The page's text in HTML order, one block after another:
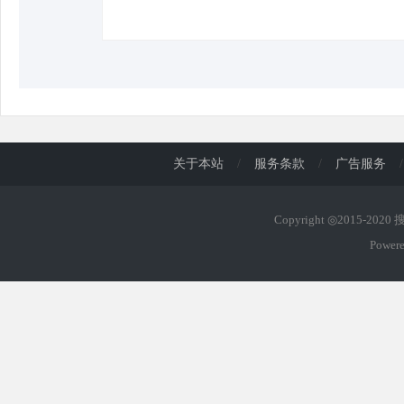
关于本站 / 服务条款 / 广告服务 /
Copyright ◎2015-2020